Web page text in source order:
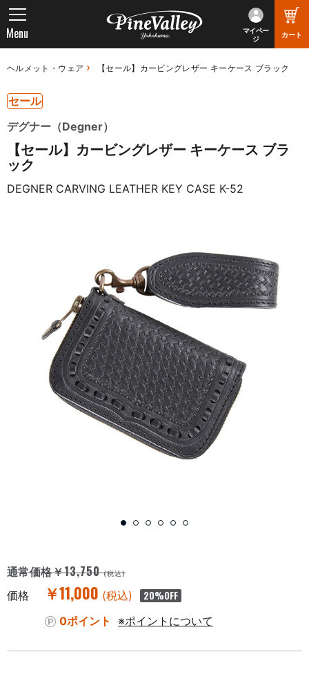
マイペー
ジ
カート
Menu
ヘルメット・ウェア 【セール】カービングレザー キーケース ブラック
セール
デグナー（Degner）
【セール】カービングレザー キーケース ブラ
ック
DEGNER CARVING LEATHER KEY CASE K-52
通常価格￥13,750 (税込)
価格 ￥11,000 (税込) 20%OFF
0ポイント
※ポイントについて